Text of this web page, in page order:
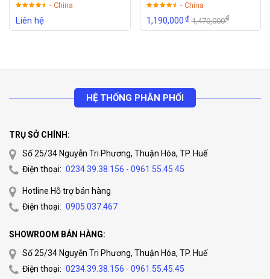
thiết bị CCR1009-7G-1C-1S+ và
CCR2004-16G-2S+
củaCCR1009-7G-1C-1S+vàCCR2004-16G-2S+nhằm
giúp bạn đọc có cái nhìn tổng quan hơn về hiệu suất của
CCR2004 giúp người dùng đưa ra lựa chọn phù hợp với nhu
Bảng so sánh hiệu suất hoạt động của CCR1009-7G-1C-1S+
(phải) và CCR2004-16G-2S+ (trái)
- China
Liên hệ
- China
1,190,000₫ 1,470,000₫
HỆ THỐNG PHÂN PHỐI
TRỤ SỞ CHÍNH:
Số 25/34 Nguyễn Tri Phương, Thuận Hóa, TP. Huế
Điện thoại: 0234.39.38.156 - 0961.55.45.45
Hotline Hỗ trợ bán hàng
Điện thoại: 0905.037.467
SHOWROOM BÁN HÀNG:
Số 25/34 Nguyễn Tri Phương, Thuận Hóa, TP. Huế
Điện thoại: 0234.39.38.156 - 0961.55.45.45